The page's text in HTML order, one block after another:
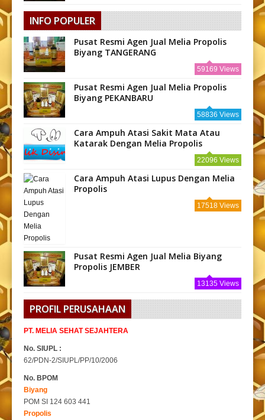
INFO POPULER
Pusat Resmi Agen Jual Melia Propolis
Biyang TANGERANG
59169 Views
Pusat Resmi Agen Jual Melia Propolis
Biyang PEKANBARU
58836 Views
Cara Ampuh Atasi Sakit Mata Atau
Katarak Dengan Melia Propolis
22096 Views
Cara Ampuh Atasi Lupus Dengan Melia
Propolis
17518 Views
Pusat Resmi Agen Jual Melia Biyang
Propolis JEMBER
13135 Views
PROFIL PERUSAHAAN
PT. MELIA SEHAT SEJAHTERA
No. SIUPL :
62/PDN-2/SIUPL/PP/10/2006
No. BPOM
Biyang
POM SI 124 603 441
Propolis